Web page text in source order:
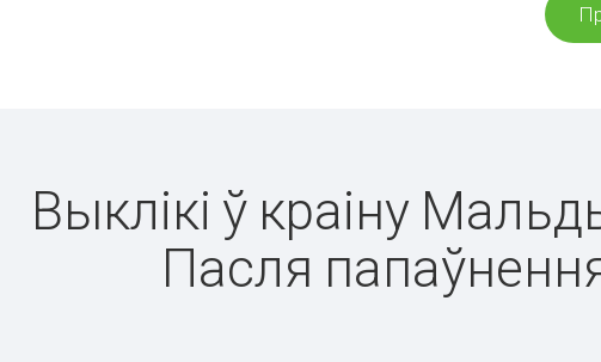
Выклікі ў краіну
Пасля